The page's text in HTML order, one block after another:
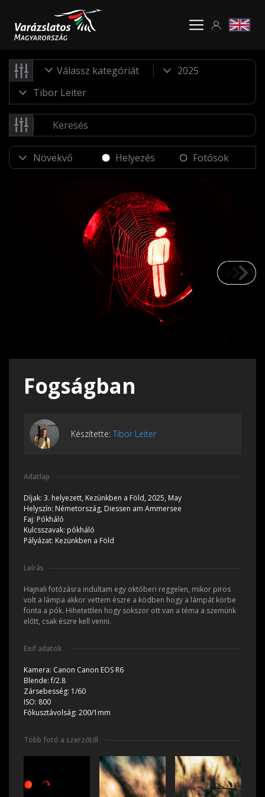
Válassz kategóriát
Helyezés Fotósok
Fogságban
Készítette: Tibor Leiter
Adatlap
Díjak: 3. helyezett, Kezünkben a Föld, 2025, May
Helyszín: Németország, Diessen am Ammersee
Faj: Pókháló
Kulcsszavak: pókháló
Pályázat: Kezünkben a Föld
Leírás
Hajnali fotózásra indultam egy októberi reggelen, mikor piros
volt a lámpa akkor vettem észre a ködben hogy a lámpát körbe
fonta a pók. Hihetettlen hogy sokszor ott van a téma a szemünk
előtt, csak észre kell venni.
Exif adatok
Kamera: Canon Canon EOS R6
Blende:f/2.8
Zársebesség: 1/60
ISO: 800
Fókusztávolság: 200/1mm
Több fotó a szerzőtől